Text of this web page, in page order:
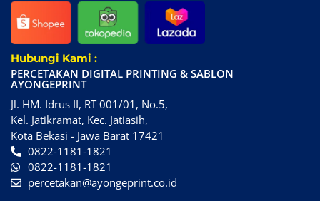
Hubungi Kami :
PERCETAKAN DIGITAL PRINTING & SABLON
AYONGEPRINT
Jl. HM. Idrus II, RT 001/01, No.5,
Kel. Jatikramat, Kec. Jatiasih,
Kota Bekasi - Jawa Barat 17421
0822-1181-1821
0822-1181-1821
percetakan@ayongeprint.co.id